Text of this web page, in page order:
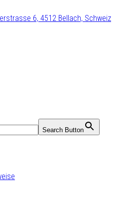
6, 4512 Bellach, Schweiz
Search Button